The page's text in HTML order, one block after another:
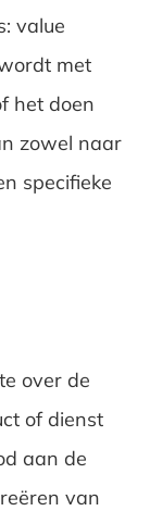
value
met
het doen
zowel naar
specifieke
over de
of dienst
aan de
van